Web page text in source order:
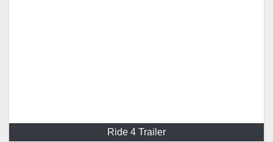
Ride 4 Trailer